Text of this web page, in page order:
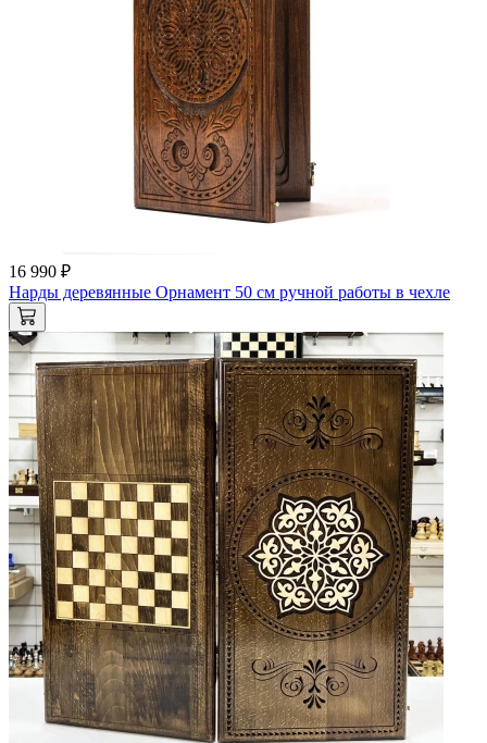
16 990 ₽
Нарды деревянные Орнамент 50 см ручной работы в чехле